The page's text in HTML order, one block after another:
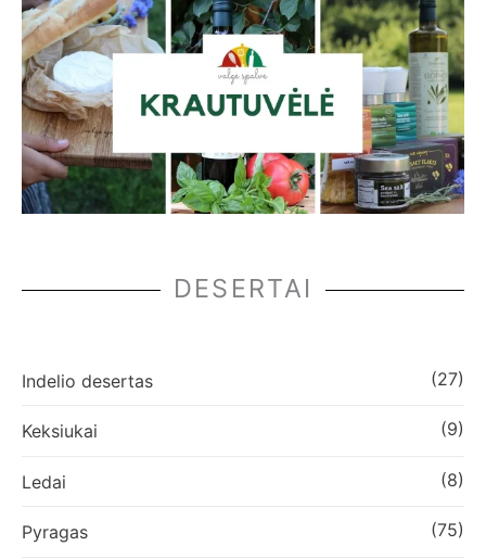
DESERTAI
Indelio desertas (27)
Keksiukai (9)
Ledai (8)
Pyragas (75)